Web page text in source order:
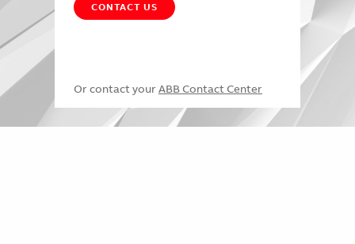
CONTACT US
Or contact your ABB Contact Center